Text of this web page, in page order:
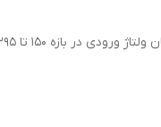
در بازه ۱۵۰ تا ۲۹۵ ولت)